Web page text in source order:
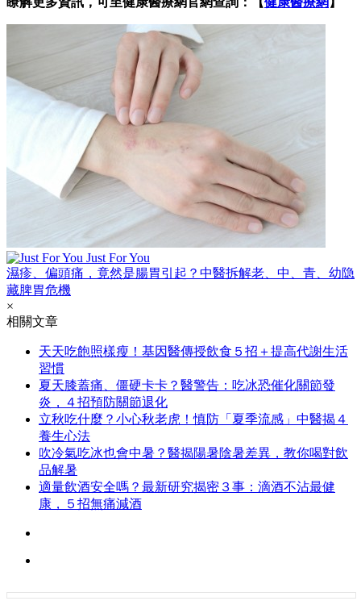
Just For You
濕疹、偏頭痛，竟然是腸胃引起？中醫拆解老、中、青、幼隐
藏脾胃危機
×
相關文章
天天吃飽照樣瘦！基因醫傳授飲食５招＋提高代謝生活
習慣
夏天膝蓋痛、僵硬卡卡？醫警告：吃冰恐催化關節發
炎，４招預防關節退化
立秋吃什麼？小心秋老虎！慎防「夏季流感」中醫揭４
養生心法
吹冷氣吃冰也會中暑？醫揭陽暑陰暑差異，教你喝對飲
品解暑
適量飲酒安全嗎？最新研究揭密３事：滴酒不沾最健
康，５招無痛減酒